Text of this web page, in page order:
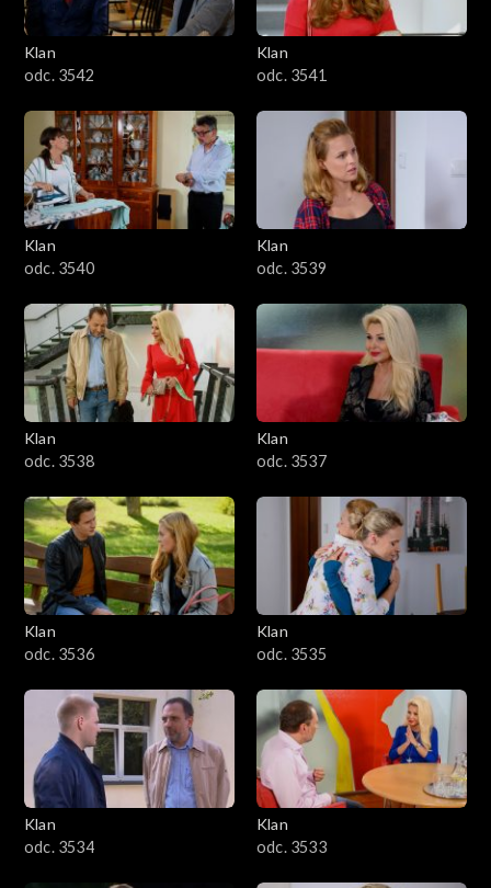
Klan
odc. 3542
Klan
odc. 3541
Klan
odc. 3540
Klan
odc. 3539
Klan
odc. 3538
Klan
odc. 3537
Klan
odc. 3536
Klan
odc. 3535
Klan
odc. 3534
Klan
odc. 3533